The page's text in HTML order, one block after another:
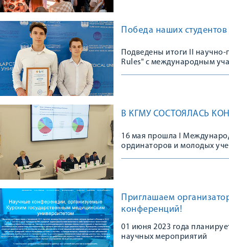
Победа наших
Подведены итоги II
Rules" с международным
В КГМУ СОСТОЯЛАСЬ
16 мая прошла I
ординаторов и молодых
Приглашаем
конференций!
01 июня 2023 года
научных мероприятий